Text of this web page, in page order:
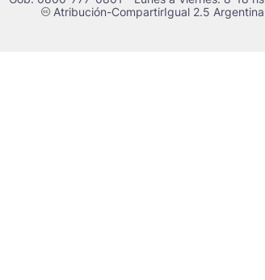
cAtribución-CompartirIgual 2.5 Argentina